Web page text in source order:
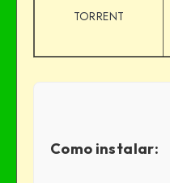
TORRENT
Como instalar: